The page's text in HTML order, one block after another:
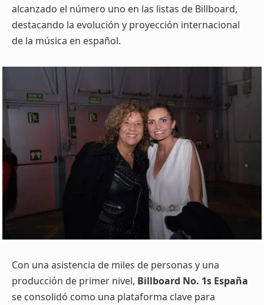
alcanzado el número uno en las listas de Billboard,
destacando la evolución y proyección internacional
de la música en español.
Con una asistencia de miles de personas y una
producción de primer nivel, Billboard No. 1s España
se consolidó como una plataforma clave para